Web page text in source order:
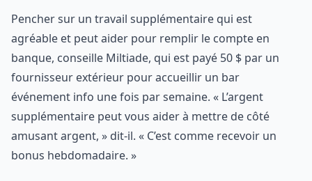
Pencher sur un travail supplémentaire qui est
agréable et peut aider pour remplir le compte en
banque, conseille Miltiade, qui est payé 50 $ par un
fournisseur extérieur pour accueillir un bar
événement info une fois par semaine. « L’argent
supplémentaire peut vous aider à mettre de côté
amusant argent, » dit-il. « C’est comme recevoir un
bonus hebdomadaire. »